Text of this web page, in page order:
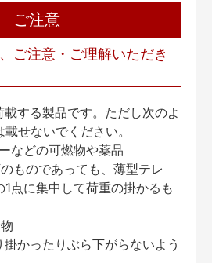
ご注意
ご注意・ご理解いただき
する製品です。ただし次のよ
せないでください。
などの可燃物や薬品
ものであっても、薄型テレ
1点に集中して荷重の掛かるも
かったりぶら下がらないよう